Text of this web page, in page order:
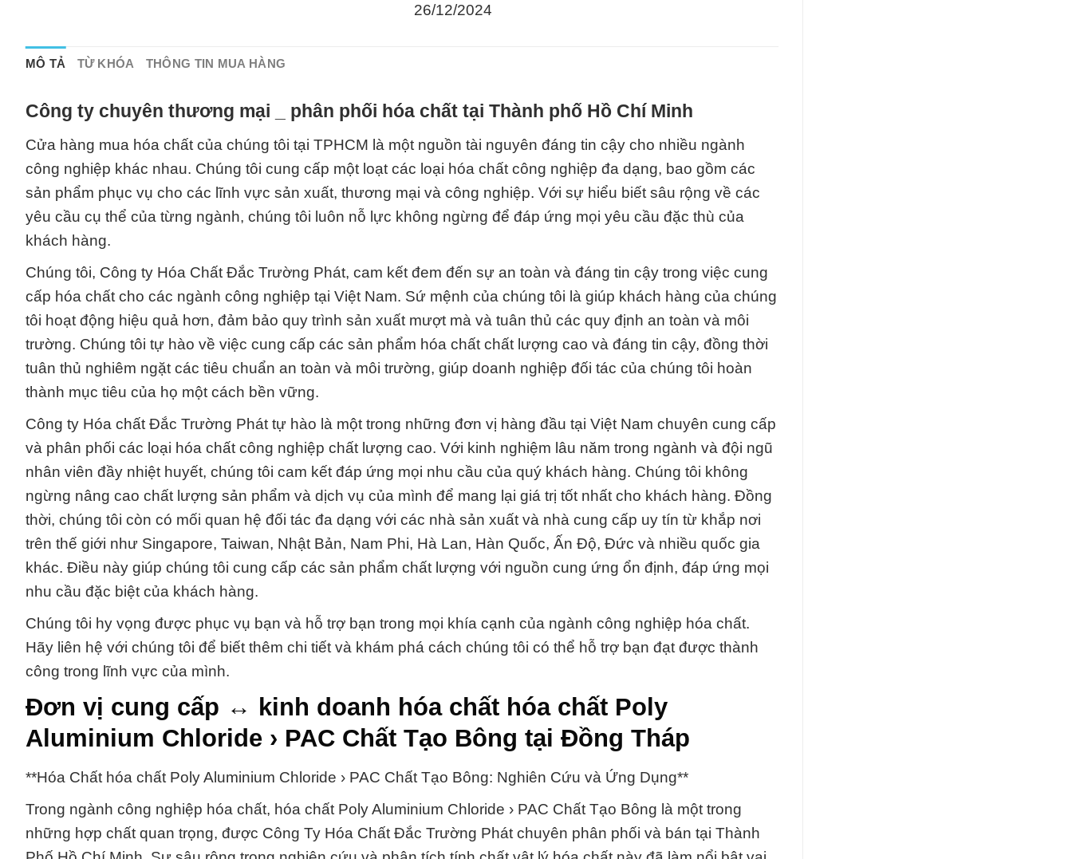
26/12/2024
MÔ TẢ TỪ KHÓA THÔNG TIN MUA HÀNG
Công ty chuyên thương mại _ phân phối hóa chất tại Thành phố Hồ Chí Minh
Cửa hàng mua hóa chất của chúng tôi tại TPHCM là một nguồn tài nguyên đáng tin cậy cho nhiều ngành
công nghiệp khác nhau. Chúng tôi cung cấp một loạt các loại hóa chất công nghiệp đa dạng, bao gồm các
sản phẩm phục vụ cho các lĩnh vực sản xuất, thương mại và công nghiệp. Với sự hiểu biết sâu rộng về các
yêu cầu cụ thể của từng ngành, chúng tôi luôn nỗ lực không ngừng để đáp ứng mọi yêu cầu đặc thù của
khách hàng.
Chúng tôi, Công ty Hóa Chất Đắc Trường Phát, cam kết đem đến sự an toàn và đáng tin cậy trong việc cung
cấp hóa chất cho các ngành công nghiệp tại Việt Nam. Sứ mệnh của chúng tôi là giúp khách hàng của chúng
tôi hoạt động hiệu quả hơn, đảm bảo quy trình sản xuất mượt mà và tuân thủ các quy định an toàn và môi
trường. Chúng tôi tự hào về việc cung cấp các sản phẩm hóa chất chất lượng cao và đáng tin cậy, đồng thời
tuân thủ nghiêm ngặt các tiêu chuẩn an toàn và môi trường, giúp doanh nghiệp đối tác của chúng tôi hoàn
thành mục tiêu của họ một cách bền vững.
Công ty Hóa chất Đắc Trường Phát tự hào là một trong những đơn vị hàng đầu tại Việt Nam chuyên cung cấp
và phân phối các loại hóa chất công nghiệp chất lượng cao. Với kinh nghiệm lâu năm trong ngành và đội ngũ
nhân viên đầy nhiệt huyết, chúng tôi cam kết đáp ứng mọi nhu cầu của quý khách hàng. Chúng tôi không
ngừng nâng cao chất lượng sản phẩm và dịch vụ của mình để mang lại giá trị tốt nhất cho khách hàng. Đồng
thời, chúng tôi còn có mối quan hệ đối tác đa dạng với các nhà sản xuất và nhà cung cấp uy tín từ khắp nơi
trên thế giới như Singapore, Taiwan, Nhật Bản, Nam Phi, Hà Lan, Hàn Quốc, Ấn Độ, Đức và nhiều quốc gia
khác. Điều này giúp chúng tôi cung cấp các sản phẩm chất lượng với nguồn cung ứng ổn định, đáp ứng mọi
nhu cầu đặc biệt của khách hàng.
Chúng tôi hy vọng được phục vụ bạn và hỗ trợ bạn trong mọi khía cạnh của ngành công nghiệp hóa chất.
Hãy liên hệ với chúng tôi để biết thêm chi tiết và khám phá cách chúng tôi có thể hỗ trợ bạn đạt được thành
công trong lĩnh vực của mình.
Đơn vị cung cấp ↔ kinh doanh hóa chất hóa chất Poly
Aluminium Chloride › PAC Chất Tạo Bông tại Đồng Tháp
**Hóa Chất hóa chất Poly Aluminium Chloride › PAC Chất Tạo Bông: Nghiên Cứu và Ứng Dụng**
Trong ngành công nghiệp hóa chất, hóa chất Poly Aluminium Chloride › PAC Chất Tạo Bông là một trong
những hợp chất quan trọng, được Công Ty Hóa Chất Đắc Trường Phát chuyên phân phối và bán tại Thành